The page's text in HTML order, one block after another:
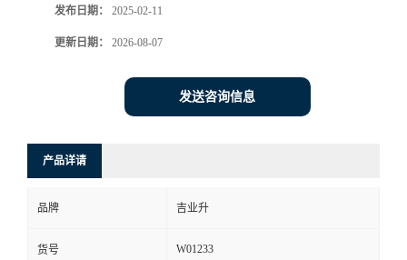
发布日期： 2025-02-11
更新日期： 2026-08-07
发送咨询信息
产品详请
品牌 吉业升
货号 W01233